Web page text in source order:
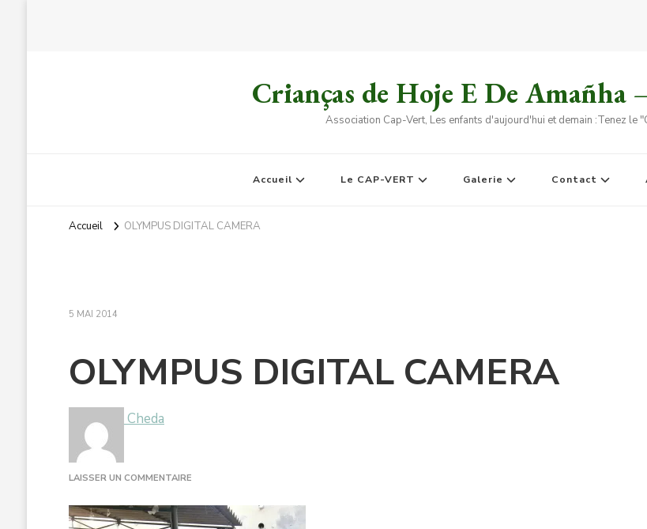
Crianças de Hoje E De
Association Cap-Vert, Les enfants d'aujourd'hui et demain :Tenez le
Accueil Le CAP-VERT Galerie Contact
Accueil OLYMPUS DIGITAL CAMERA
5 MAI 2014
OLYMPUS DIGITAL CAMERA
Cheda
LAISSER UN COMMENTAIRESUR
DIGITAL
CAMERA